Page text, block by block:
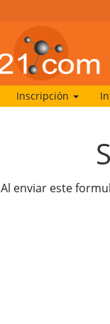
Inscripción
Al enviar este